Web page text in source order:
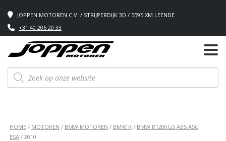
JOPPEN MOTOREN C.V. / STRIJPERDIJK 3D / 5595 XM LEENDE
+31 40 206 20 33
Producten
zoeken
HOME / MOTOREN / BMW MOTOREN / BMW R / BMW R1200GS ABS ASC
ESA / 2010